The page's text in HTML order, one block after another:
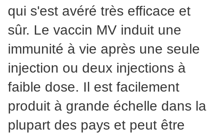
qui s'est avéré très efficace et
sûr. Le vaccin MV induit une
immunité à vie après une seule
injection ou deux injections à
faible dose. Il est facilement
produit à grande échelle dans la
plupart des pays et peut être